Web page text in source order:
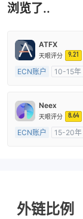
浏览了..
ATFX
天眼评分 9.21
ECN账户
10-15年
主标MT4
Neex
天眼评分 8.64
ECN账户
15-20年
外链比例